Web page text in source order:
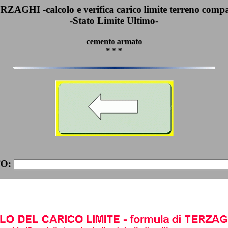
-calcolo e verifica carico limite terreno
-Stato Limite Ultimo-
cemento armato
* * *